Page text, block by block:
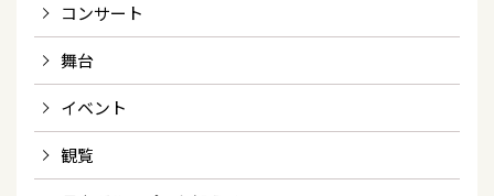
コンサート
舞台
イベント
観覧